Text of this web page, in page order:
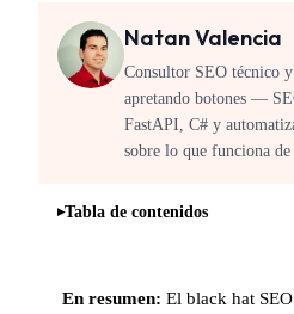
Natan Valencia
Consultor SEO técnico
apretando botones —
FastAPI, C# y
sobre lo que funciona de
Tabla de contenidos
En resumen: El black hat